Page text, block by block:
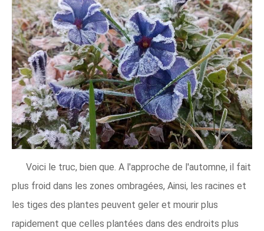
Voici le truc, bien que. A l'approche de l'automne, il fait
plus froid dans les zones ombragées, Ainsi, les racines et
les tiges des plantes peuvent geler et mourir plus
rapidement que celles plantées dans des endroits plus